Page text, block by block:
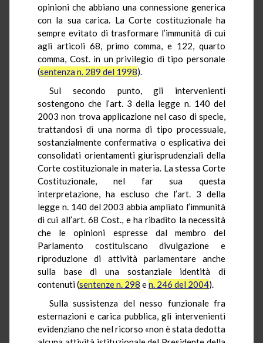
opinioni che abbiano una connessione generica
con la sua carica. La Corte costituzionale ha
sempre evitato di trasformare l’immunità di cui
agli articoli 68, primo comma, e 122, quarto
comma, Cost. in un privilegio di tipo personale
(sentenza n. 289 del 1998).
Sul secondo punto, gli intervenienti
sostengono che l’art. 3 della legge n. 140 del
2003 non trova applicazione nel caso di specie,
trattandosi di una norma di tipo processuale,
sostanzialmente confermativa o esplicativa dei
consolidati orientamenti giurisprudenziali della
Corte costituzionale in materia. La stessa Corte
Costituzionale, nel far sua questa
interpretazione, ha escluso che l’art. 3 della
legge n. 140 del 2003 abbia ampliato l’immunità
di cui all’art. 68 Cost., e ha ribadito la necessità
che le opinioni espresse dal membro del
Parlamento costituiscano divulgazione e
riproduzione di attività parlamentare anche
sulla base di una sostanziale identità di
contenuti (sentenze n. 298 en. 246 del 2004).
Sulla sussistenza del nesso funzionale fra
esternazioni e carica pubblica, gli intervenienti
evidenziano che nel ricorso «non è stata dedotta